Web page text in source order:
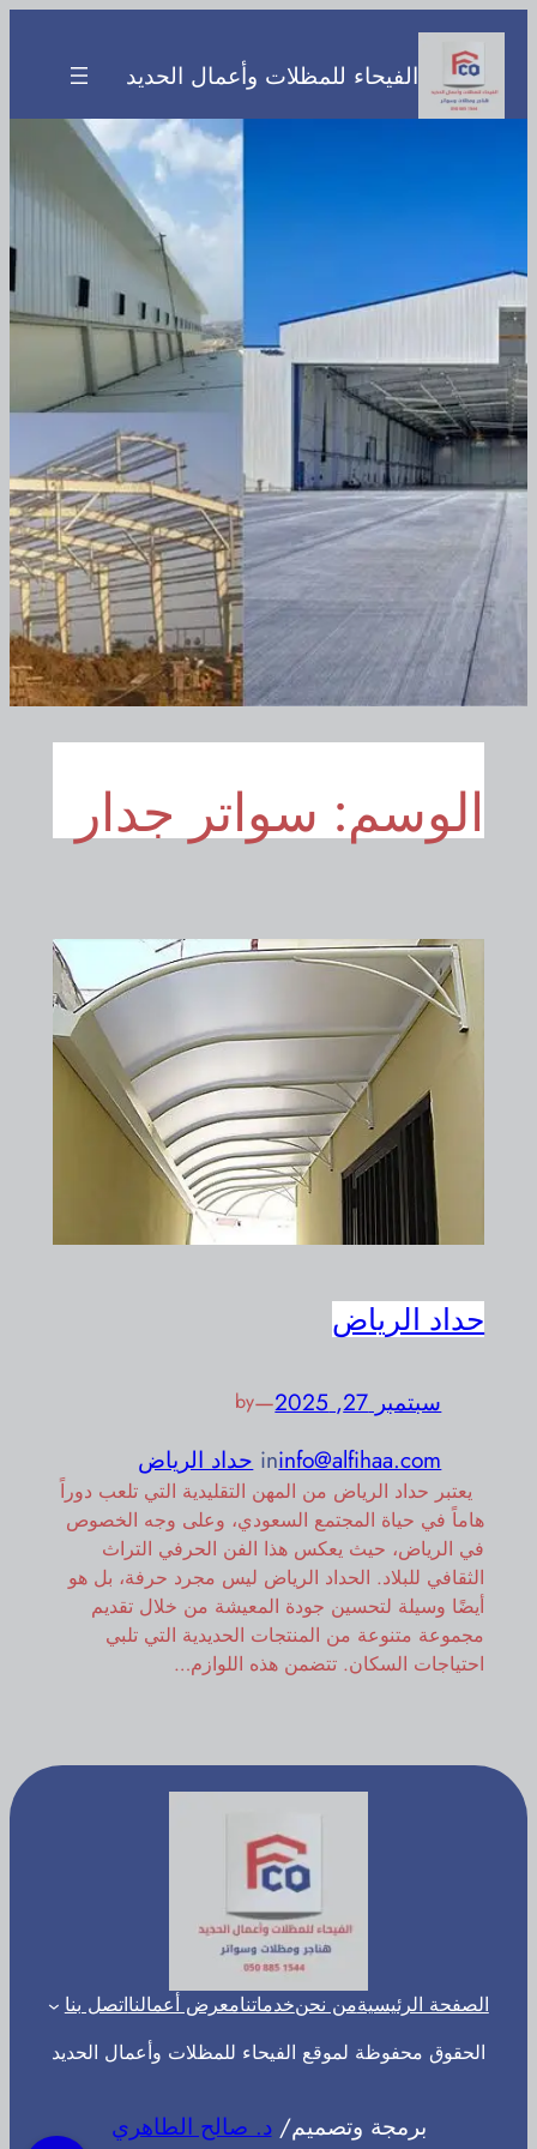
تخطى
المحتوى
الفيحاء للمظلات وأعمال الحديد
الوسم: سواتر جدار
حداد الرياض
سبتمبر 27, 2025 —
by
info@alfihaa.com
in حداد الرياض
يعتبر حداد الرياض من المهن التقليدية التي تلعب دوراً
هاماً في حياة المجتمع السعودي، وعلى وجه الخصوص
في الرياض، حيث يعكس هذا الفن الحرفي التراث
الثقافي للبلاد. الحداد الرياض ليس مجرد حرفة، بل هو
أيضًا وسيلة لتحسين جودة المعيشة من خلال تقديم
مجموعة متنوعة من المنتجات الحديدية التي تلبي
احتياجات السكان. تتضمن هذه اللوازم…
الصفحة الرئيسيةمن نحنخدماتنامعرض أعمالنااتصل بنا
الحقوق محفوظة لموقع الفيحاء للمظلات وأعمال الحديد
برمجة وتصميم/د. صالح الطاهري